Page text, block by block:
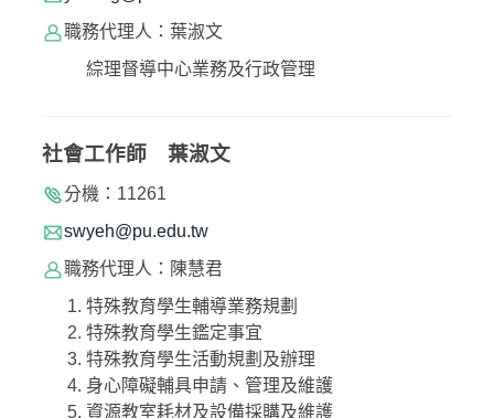
職務代理人：葉淑文
綜理督導中心業務及行政管理
社會工作師 葉淑文
分機：11261
swyeh@pu.edu.tw
職務代理人：陳慧君
特殊教育學生輔導業務規劃
特殊教育學生鑑定事宜
特殊教育學生活動規劃及辦理
身心障礙輔具申請、管理及維護
資源教室耗材及設備採購及維護